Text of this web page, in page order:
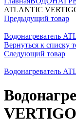
ATLANTIC
Предыдущий товар
Водонагреватель
Вернуться к списку
Следующий товар
Водонагреватель